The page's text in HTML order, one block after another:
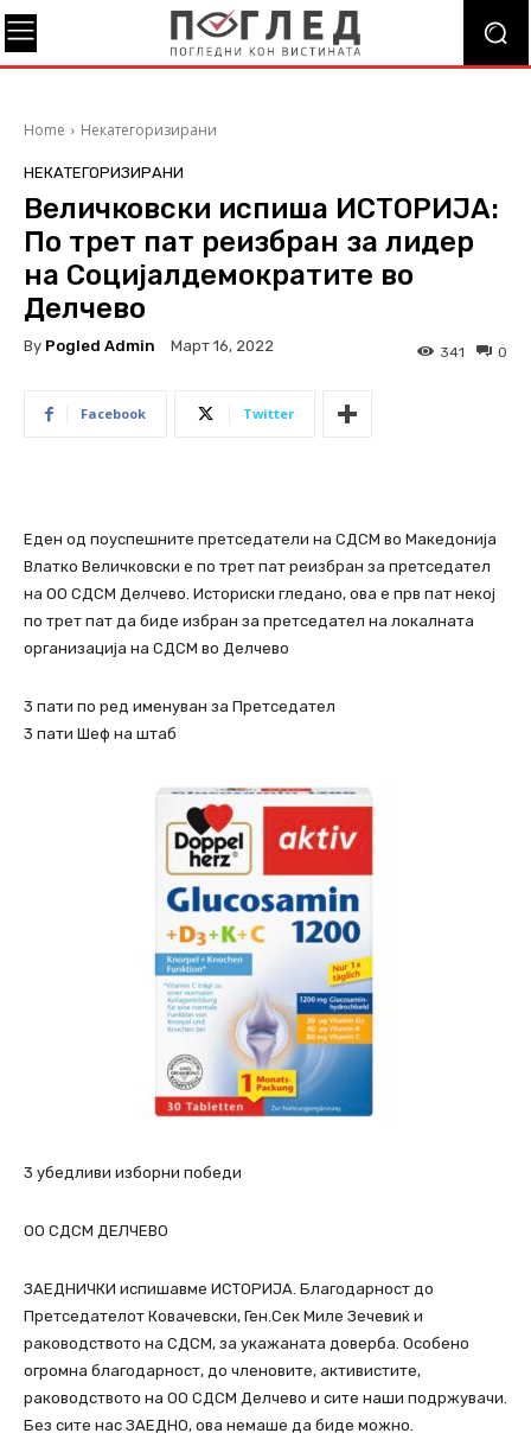
Home Некатегоризирани
НЕКАТЕГОРИЗИРАНИ
Величковски испиша ИСТОРИЈА:
По трет пат реизбран за лидер
на Социјалдемократите во
Делчево
By Pogled Admin Март 16, 2022 0
341
Facebook Twitter
Еден од поуспешните претседатели на СДСМ во Македонија
Влатко Величковски е по трет пат реизбран за претседател
на ОО СДСМ Делчево. Историски гледано, ова е прв пат некој
по трет пат да биде избран за претседател на локалната
организација на СДСМ во Делчево
3 пати по ред именуван за Претседател
3 пати Шеф на штаб
3 убедливи изборни победи
ОО СДСМ ДЕЛЧЕВО
ЗАЕДНИЧКИ испишавме ИСТОРИЈА. Благодарност до
Претседателот Ковачевски, Ген.Сек Миле Зечевиќ и
раководството на СДСМ, за укажаната доверба. Особено
огромна благодарност, до членовите, активистите,
раководството на ОО СДСМ Делчево и сите наши подржувачи.
Без сите нас ЗАЕДНО, ова немаше да биде можно.